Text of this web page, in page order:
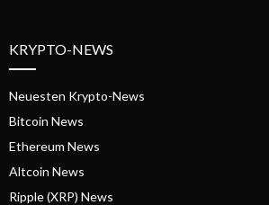
KRYPTO-NEWS
Neuesten Krypto-News
Bitcoin News
Ethereum News
Altcoin News
Ripple (XRP) News